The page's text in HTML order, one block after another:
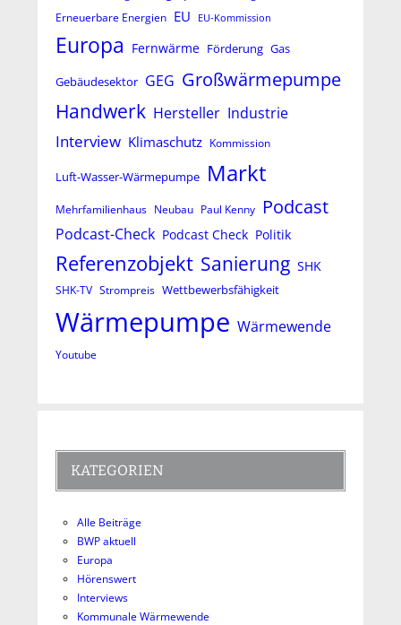
Erneuerbare Energien EU EU-Kommission
Europa Fernwärme Förderung Gas
Gebäudesektor GEG Großwärmepumpe
Handwerk Hersteller Industrie
Interview Klimaschutz Kommission
Luft-Wasser-Wärmepumpe Markt
Mehrfamilienhaus Neubau Paul Kenny Podcast
Podcast-Check Podcast Check Politik
Referenzobjekt Sanierung SHK
SHK-TV Strompreis Wettbewerbsfähigkeit
Wärmepumpe Wärmewende
Youtube
KATEGORIEN
Alle Beiträge
BWP aktuell
Europa
Hörenswert
Interviews
Kommunale Wärmewende